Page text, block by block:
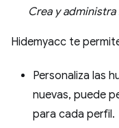
Crea y
Hidemyacc te
Personaliza las
nuevas, puede
para cada perfil.